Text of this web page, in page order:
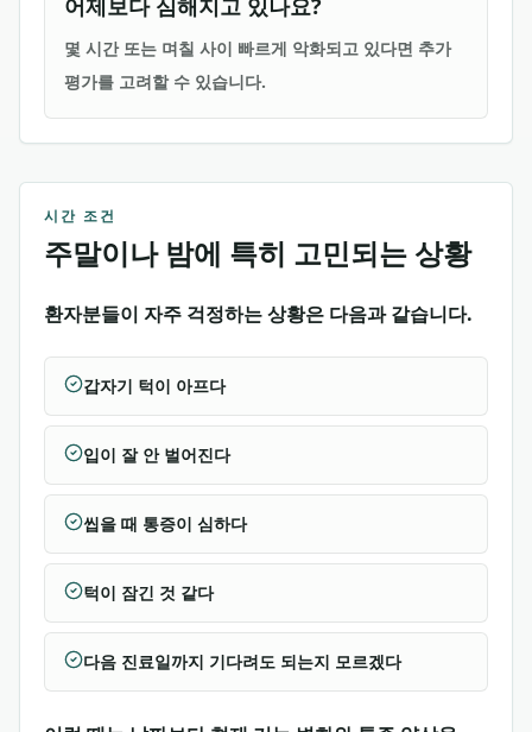
어제보다 심해지고 있나요?
몇 시간 또는 며칠 사이 빠르게 악화되고 있다면 추가
평가를 고려할 수 있습니다.
시간 조건
주말이나 밤에 특히 고민되는 상황
환자분들이 자주 걱정하는 상황은 다음과 같습니다.
갑자기 턱이 아프다
입이 잘 안 벌어진다
씹을 때 통증이 심하다
턱이 잠긴 것 같다
다음 진료일까지 기다려도 되는지 모르겠다